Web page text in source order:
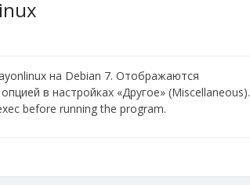
на Debian 7. Отображаются
в настройках «Другое» (Miscellaneous).
before running the program.